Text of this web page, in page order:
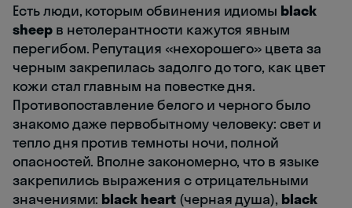
Есть люди, которым обвинения идиомы black
sheepв нетолерантности кажутся явным
перегибом. Репутация «нехорошего» цвета за
черным закрепилась задолго до того, как цвет
кожи стал главным на повестке дня.
Противопоставление белого и черного было
знакомо даже первобытному человеку: свет и
тепло дня против темноты ночи, полной
опасностей. Вполне закономерно, что в языке
закрепились выражения с отрицательными
значениями: black heart (черная душа), black